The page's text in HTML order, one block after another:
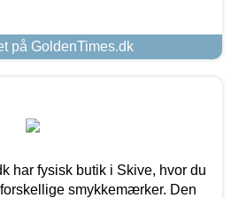
på GoldenTimes.dk
har fysisk butik i Skive, hvor du
smykkemærker. Den